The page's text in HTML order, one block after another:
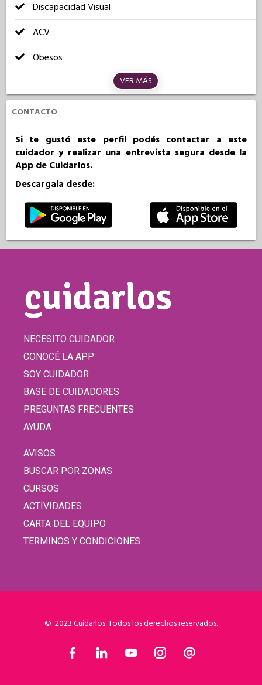
Discapacidad Visual
ACV
Obesos
VER MÁS
CONTACTO
Si te gustó este perfil podés contactar a este
cuidador y realizar una entrevista segura desde la
App de Cuidarlos.
Descargala desde:
NECESITO CUIDADOR
CONOCÉ LA APP
SOY CUIDADOR
BASE DE CUIDADORES
PREGUNTAS FRECUENTES
AYUDA
AVISOS
BUSCAR POR ZONAS
CURSOS
ACTIVIDADES
CARTA DEL EQUIPO
TERMINOS Y CONDICIONES
© 2023 Cuidarlos. Todos los derechos reservados.